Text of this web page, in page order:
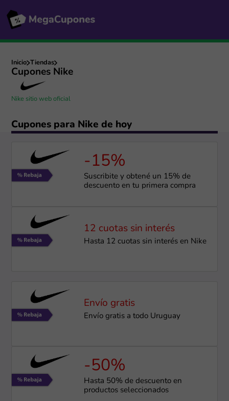
Inicio Tiendas
Cupones Nike
Nike sitio web oficial
Cupones para Nike de hoy
-15%
Suscribite y obtené un 15% de
descuento en tu primera compra
12 cuotas sin interés
Hasta 12 cuotas sin interés en Nike
Envío gratis
Envío gratis a todo Uruguay
-50%
Hasta 50% de descuento en
productos seleccionados